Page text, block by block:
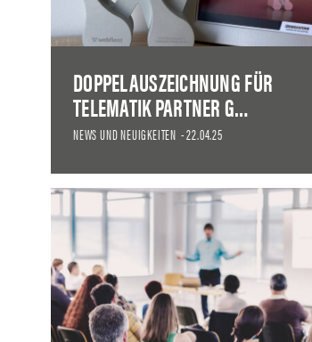
DOPPELAUSZEICHNUNG FÜR
TELEMATIK PARTNER G…
NEWS UND NEUIGKEITEN -22.04.25